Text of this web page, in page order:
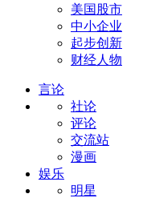
美国股市
中小企业
起步创新
财经人物
言论
社论
评论
交流站
漫画
娱乐
明星